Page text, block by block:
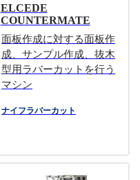
ELCEDE
COUNTERMATE
面板作成に対する面板作
成、サンプル作成、抜木
型用ラバーカットを行う
マシン
ナイフラバーカット